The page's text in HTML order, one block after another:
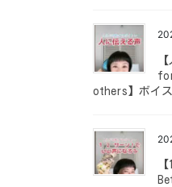
others】ボイ